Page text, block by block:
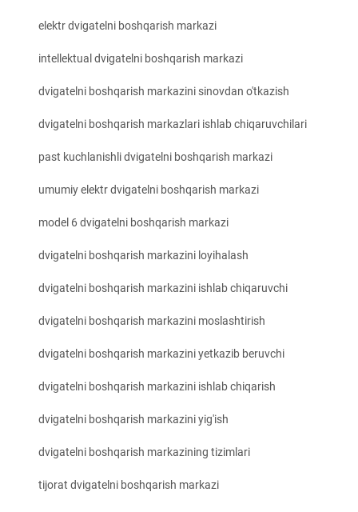
elektr dvigatelni boshqarish markazi
intellektual dvigatelni boshqarish markazi
dvigatelni boshqarish markazini sinovdan o'tkazish
dvigatelni boshqarish markazlari ishlab chiqaruvchilari
past kuchlanishli dvigatelni boshqarish markazi
umumiy elektr dvigatelni boshqarish markazi
model 6 dvigatelni boshqarish markazi
dvigatelni boshqarish markazini loyihalash
dvigatelni boshqarish markazini ishlab chiqaruvchi
dvigatelni boshqarish markazini moslashtirish
dvigatelni boshqarish markazini yetkazib beruvchi
dvigatelni boshqarish markazini ishlab chiqarish
dvigatelni boshqarish markazini yig'ish
dvigatelni boshqarish markazining tizimlari
tijorat dvigatelni boshqarish markazi